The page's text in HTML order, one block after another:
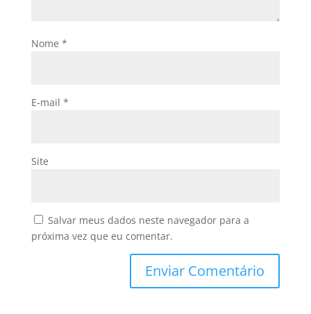
Nome *
E-mail *
Site
Salvar meus dados neste navegador para a
próxima vez que eu comentar.